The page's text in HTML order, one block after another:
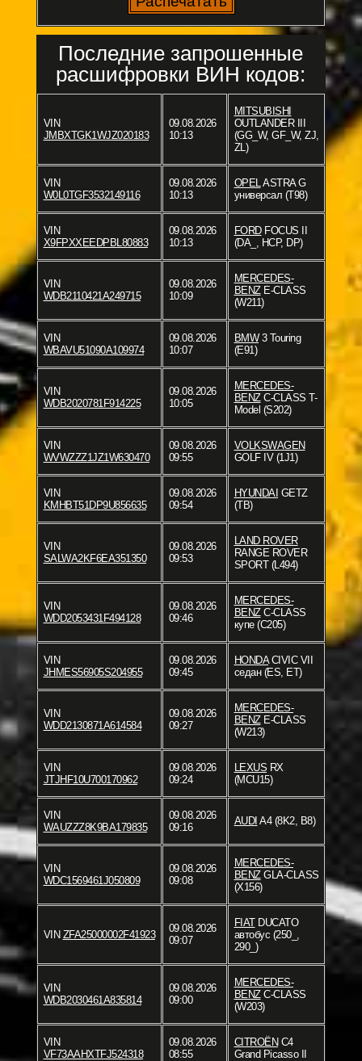
Последние запрошенные
расшифровки ВИН кодов:
VIN
JMBXTGK1WJZ020183
09.08.2026
10:13
MITSUBISHI
OUTLANDER III
(GG_W, GF_W, ZJ,
ZL)
VIN
W0L0TGF3532149116
09.08.2026
10:13
OPELASTRA G
универсал (T98)
VIN
X9FPXXEEDPBL80883
09.08.2026
10:13
FORDFOCUS II
(DA_, HCP, DP)
VIN
WDB2110421A249715
09.08.2026
10:09
MERCEDES-
BENZE-CLASS
(W211)
VIN
WBAVU51090A109974
09.08.2026
10:07
BMW3 Touring
(E91)
VIN
WDB2020781F914225
09.08.2026
10:05
MERCEDES-
BENZC-CLASS T-
Model (S202)
VIN
WVWZZZ1JZ1W630470
09.08.2026
09:55
VOLKSWAGEN
GOLF IV (1J1)
VIN
KMHBT51DP9U856635
09.08.2026
09:54
HYUNDAI GETZ
(TB)
VIN
SALWA2KF6EA351350
09.08.2026
09:53
LAND ROVER
RANGE ROVER
SPORT (L494)
VIN
WDD2053431F494128
09.08.2026
09:46
MERCEDES-
BENZC-CLASS
купе (C205)
VIN
JHMES56905S204955
09.08.2026
09:45
HONDACIVIC VII
седан (ES, ET)
VIN
WDD2130871A614584
09.08.2026
09:27
MERCEDES-
BENZE-CLASS
(W213)
VIN
JTJHF10U700170962
09.08.2026
09:24
LEXUS RX
(MCU15)
VIN
WAUZZZ8K9BA179835
09.08.2026
09:16
AUDI A4 (8K2, B8)
VIN
WDC1569461J050809
09.08.2026
09:08
MERCEDES-
BENZGLA-CLASS
(X156)
VIN ZFA25000002F41923
09.08.2026
09:07
FIATDUCATO
автобус (250_,
290_)
VIN
WDB2030461A835814
09.08.2026
09:00
MERCEDES-
BENZC-CLASS
(W203)
VIN
VF73AAHXTFJ524318
09.08.2026
08:55
CITROËN C4
Grand Picasso II